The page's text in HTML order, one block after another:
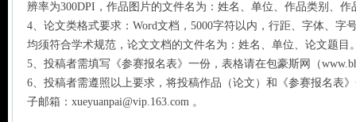
辨率为300DPI，作品图片的文件名为：姓名、单位、作品类别、作
4、论文类格式要求：Word文档，5000字符以内，行距、字体、字
均须符合学术规范，论文文档的文件名为：姓名、单位、论文题目
5、投稿者需填写《参赛报名表》一份，表格请在包豪斯网（
6、投稿者需遵照以上要求，将投稿作品（论文）和《参赛报名表
子邮箱：xueyuanpai@vip.163.com 。